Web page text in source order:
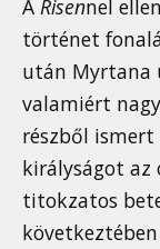
A Risennel
történet
után Myrtana
valamiért
részből ismert
királyságot az
titokzatos